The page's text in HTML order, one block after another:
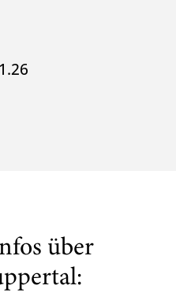
translation? Inter-, Cross-
über